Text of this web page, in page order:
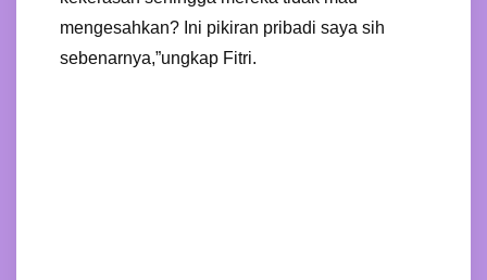
mengesahkan? Ini pikiran pribadi saya sih
sebenarnya,”ungkap Fitri.